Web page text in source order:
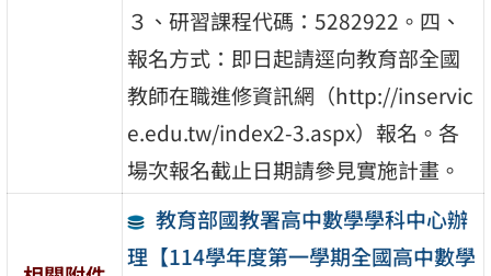
３、研習課程代碼：5282922。四、
報名方式：即日起請逕向教育部全國
教師在職進修資訊網（http://inservic
e.edu.tw/index2-3.aspx）報名。各
場次報名截止日期請參見實施計畫。
教育部國教署高中數學學科中心辦
理【114學年度第一學期全國高中數學